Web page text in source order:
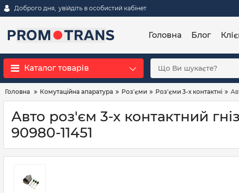
Доброго дня, увійдіть в особистий кабінет
Головна Блог
Каталог товарів
Головна Комутаційна апаратура Роз'єми Роз'єми 3-х контактні
Авто роз'єм 3-х контактний
90980-11451